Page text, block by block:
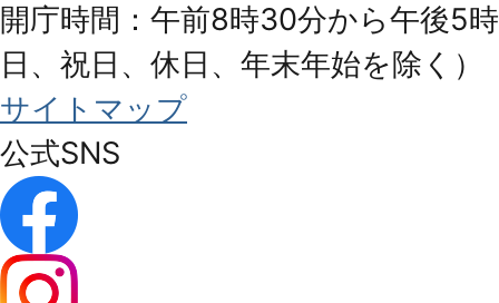
開庁時間：午前8時30分から午後5
日、祝日、休日、年末年始を除く）
サイトマップ
公式SNS